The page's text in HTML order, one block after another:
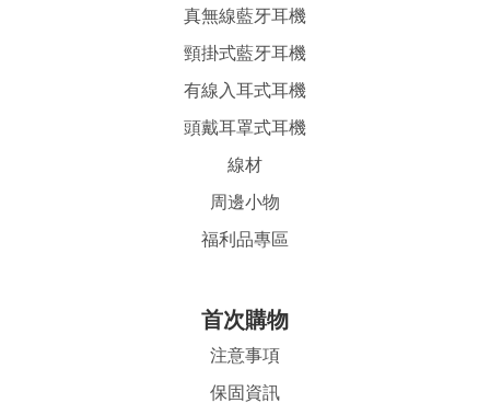
真無線藍牙耳機
頸掛式藍牙耳機
有線入耳式耳機
頭戴耳罩式耳機
線材
周邊小物
福利品專區
首次購物
注意事項
保固資訊